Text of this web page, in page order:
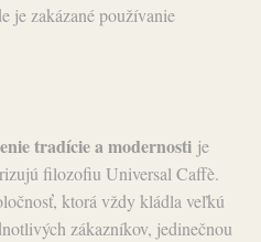
je zakázané používanie
tradície a modernosti je
filozofiu Universal Caffè.
ktorá vždy kládla veľkú
zákazníkov, jedinečnou